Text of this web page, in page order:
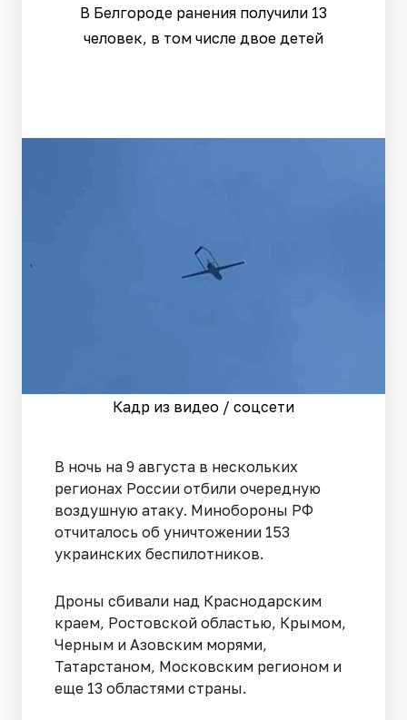
В Белгороде ранения получили 13
человек, в том числе двое детей
Кадр из видео / соцсети
В ночь на 9 августа в нескольких
регионах России отбили очередную
воздушную атаку. Минобороны РФ
отчиталось об уничтожении 153
украинских беспилотников.
Дроны сбивали над Краснодарским
краем, Ростовской областью, Крымом,
Черным и Азовским морями,
Татарстаном, Московским регионом и
еще 13 областями страны.